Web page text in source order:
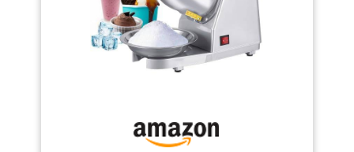
CADEAU PARFAITE - La Broyeur à glace électrique
pilée sera le cadeau parfait pour montrer à votre
famille, vos proches ou vos amis que vous vous
souciez d'eux à Noël, au Nouvel An ou à d'autres
occasions spéciales. De plus, nous offrons une